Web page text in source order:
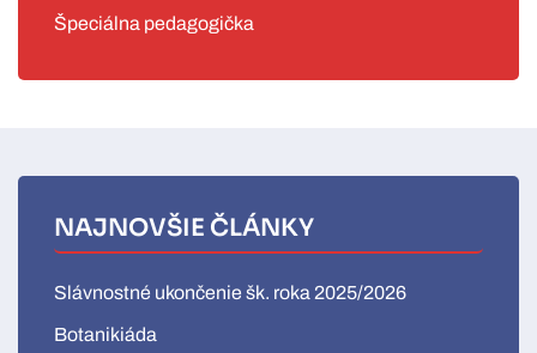
Špeciálna pedagogička
NAJNOVŠIE ČLÁNKY
Slávnostné ukončenie šk. roka 2025/2026
Botanikiáda